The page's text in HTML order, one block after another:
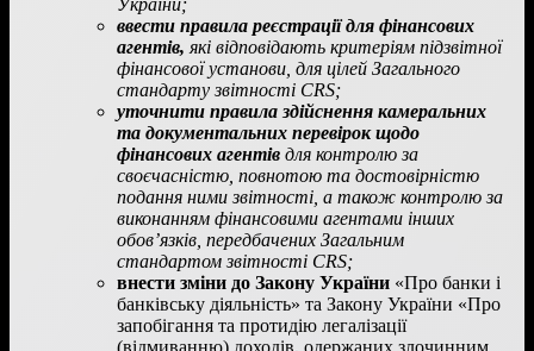
України;
ввести правила реєстрації для фінансових
агентів, які відповідають критеріям підзвітної
фінансової установи, для цілей Загального
стандарту звітності CRS;
уточнити правила здійснення камеральних
та документальних перевірок щодо
фінансових агентів для контролю за
своєчасністю, повнотою та достовірністю
подання ними звітності, а також контролю за
виконанням фінансовими агентами інших
обов’язків, передбачених Загальним
стандартом звітності CRS;
внести зміни до Закону України «Про банки і
банківську діяльність» та Закону України «Про
запобігання та протидію легалізації